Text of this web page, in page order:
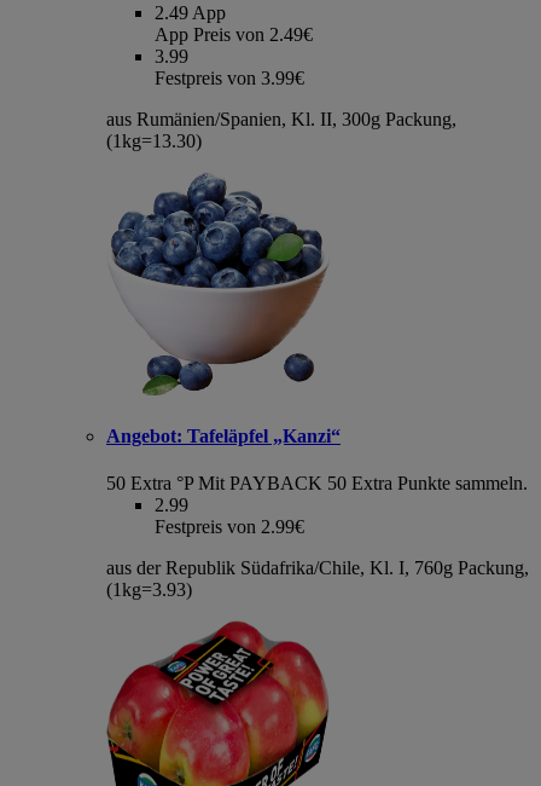
2.49 App
App Preis von 2.49€
3.99
Festpreis von 3.99€
aus Rumänien/Spanien, Kl. II, 300g Packung,
(1kg=13.30)
Angebot: Tafeläpfel „Kanzi“
50 Extra °P Mit PAYBACK 50 Extra Punkte sammeln.
2.99
Festpreis von 2.99€
aus der Republik Südafrika/Chile, Kl. I, 760g Packung,
(1kg=3.93)